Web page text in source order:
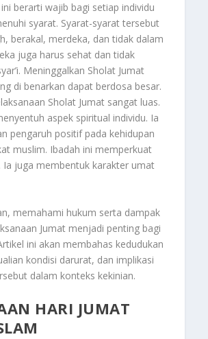
berarti wajib bagi setiap individu
syarat. Syarat-syarat tersebut
berakal, merdeka, dan tidak dalam
juga harus sehat dan tidak
Meninggalkan Sholat Jumat
di benarkan dapat berdosa besar.
Sholat Jumat sangat luas.
aspek spiritual individu. Ia
pengaruh positif pada kehidupan
muslim. Ibadah ini memperkuat
Ia juga membentuk karakter umat
memahami hukum serta dampak
Jumat menjadi penting bagi
ini akan membahas kedudukan
kondisi darurat, dan implikasi
dalam konteks kekinian.
HARI JUMAT